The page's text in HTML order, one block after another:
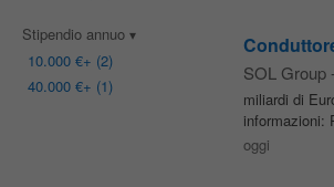
Stipendio annuo
10.000 €+ (2)
40.000 €+ (1)
SOL Group -
miliardi di
informazioni:
oggi